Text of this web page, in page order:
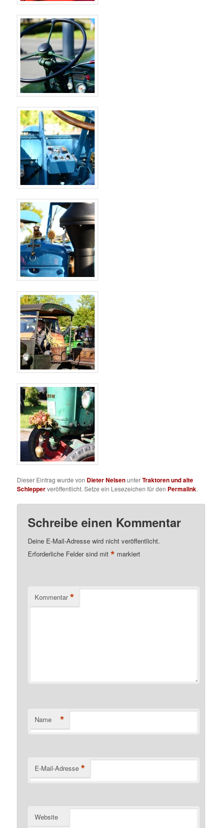
Dieser Eintrag wurde von Dieter NelsenunterTraktoren und alte
Schlepperveröffentlicht. Setze ein Lesezeichen für den Permalink.
Schreibe einen Kommentar
Deine E-Mail-Adresse wird nicht veröffentlicht.
Erforderliche Felder sind mit* markiert
Kommentar *
Name *
E-Mail-Adresse *
Website